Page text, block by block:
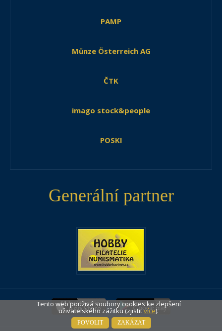
PAMP
Münze Österreich AG
ČTK
imago stock&people
POSKI
Generální partner
Tento web použivá soubory cookies ke zlepšení
uživatelského zážitku (zjistitvíce).
POVOLIT ZAKÁZAT